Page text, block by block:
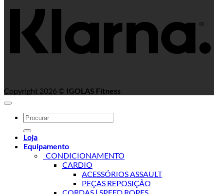
Copyright 2026 © IGOLAS Fitness
Search
for:
Loja
Equipamento
_CONDICIONAMENTO
CARDIO
ACESSÓRIOS ASSAULT
PEÇAS REPOSIÇÃO